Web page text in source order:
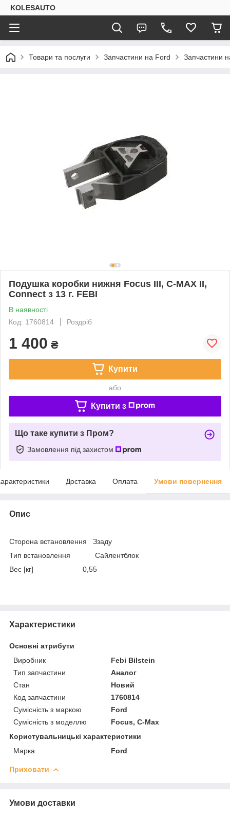
KOLESAUTO
Товари та послуги Запчастини на Ford Запчастини
Подушка коробки нижня Focus III, C-MAX II,
Connect з 13 г. FEBI
В наявності
Код: 1760814
Роздріб
1 400 ₴
Купити
або
Купити з
Що таке купити з Пром?
Замовлення під захистом
Доставка Оплата Умови повернення
Опис
Сторона встановлення Ззаду
Тип встановлення Сайлентблок
Вес [кг] 0,55
Характеристики
Основні атрибути
Виробник
Febi Bilstein
Тип запчастини
Аналог
Стан
Новий
Код запчастини
1760814
Сумісність з маркою
Ford
Сумісність з моделлю
Focus, C-Max
Користувальницькі характеристики
Марка
Ford
Приховати
Умови доставки